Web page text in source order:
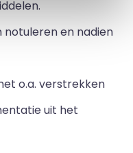
notuleren en nadien
o.a. verstrekken
uit het